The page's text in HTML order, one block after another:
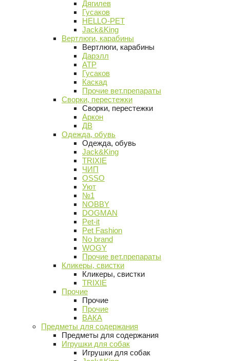
Дягилев
Гусаков
HELLO-PET
Jack&King
Вертлюги, карабины
Вертлюги, карабины
Дарэлл
АТР
Гусаков
Каскад
Прочие вет.препараты
Сворки, перестежки
Сворки, перестежки
Аркон
ДВ
Одежда, обувь
Одежда, обувь
Jack&King
TRIXIE
ЧИП
OSSO
Уют
№1
NOBBY
DOGMAN
Pet-it
Pet Fashion
No brand
WOGY
Прочие вет.препараты
Кликеры, свистки
Кликеры, свистки
TRIXIE
Прочие
Прочие
Прочие
ВАКА
Предметы для содержания
Предметы для содержания
Игрушки для собак
Игрушки для собак